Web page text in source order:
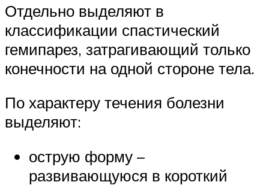
Отдельно выделяют в
классификации спастический
гемипарез, затрагивающий только
конечности на одной стороне тела.
По характеру течения болезни
выделяют:
острую форму –
развивающуюся в короткий